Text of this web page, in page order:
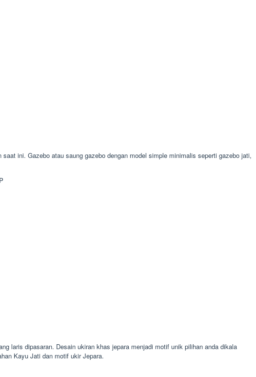
ini. Gazebo atau saung gazebo dengan model simple minimalis seperti gazebo jati,
laris dipasaran. Desain ukiran khas jepara menjadi motif unik pilihan anda dikala
Kayu Jati dan motif ukir Jepara.